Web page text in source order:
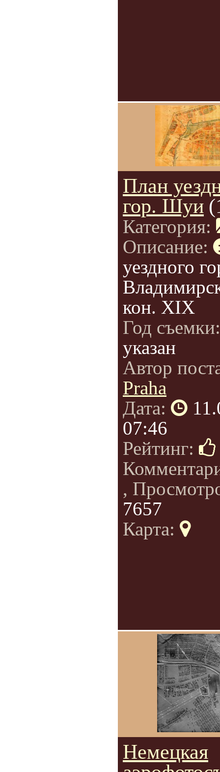
План
гор. Шуи
Категория:
Описание:
уездного
кон. XIX
Год
указан
Автор
Praha
Дата:
07:46
Рейтинг:
,
7657
Карта:
Немецкая